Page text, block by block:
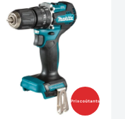
(17
Prix coûtants